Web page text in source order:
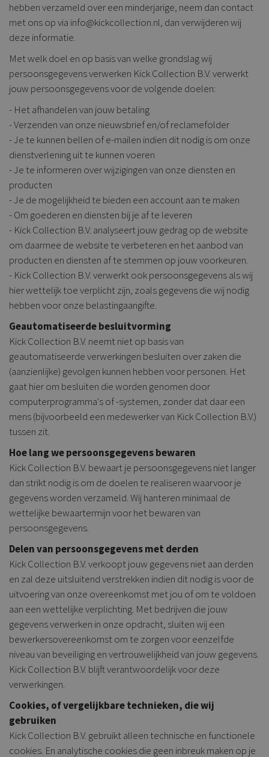
hebben verzameld over een minderjarige, neem dan contact
met ons op via info@kickcollection.nl, dan verwijderen wij
deze informatie.
Met welk doel en op basis van welke grondslag wij
persoonsgegevens verwerken Kick Collection B.V. verwerkt
jouw persoonsgegevens voor de volgende doelen:
- Het afhandelen van jouw betaling
- Verzenden van onze nieuwsbrief en/of reclamefolder
- Je te kunnen bellen of e-mailen indien dit nodig is om onze
dienstverlening uit te kunnen voeren
- Je te informeren over wijzigingen van onze diensten en
producten
- Je de mogelijkheid te bieden een account aan te maken
- Om goederen en diensten bij je af te leveren
- Kick Collection B.V. analyseert jouw gedrag op de website
om daarmee de website te verbeteren en het aanbod van
producten en diensten af te stemmen op jouw voorkeuren.
- Kick Collection B.V. verwerkt ook persoonsgegevens als wij
hier wettelijk toe verplicht zijn, zoals gegevens die wij nodig
hebben voor onze belastingaangifte.
Geautomatiseerde besluitvorming
Kick Collection B.V. neemt niet op basis van
geautomatiseerde verwerkingen besluiten over zaken die
(aanzienlijke) gevolgen kunnen hebben voor personen. Het
gaat hier om besluiten die worden genomen door
computerprogramma's of -systemen, zonder dat daar een
mens (bijvoorbeeld een medewerker van Kick Collection B.V.)
tussen zit.
Hoe lang we persoonsgegevens bewaren
Kick Collection B.V. bewaart je persoonsgegevens niet langer
dan strikt nodig is om de doelen te realiseren waarvoor je
gegevens worden verzameld. Wij hanteren minimaal de
wettelijke bewaartermijn voor het bewaren van
persoonsgegevens.
Delen van persoonsgegevens met derden
Kick Collection B.V. verkoopt jouw gegevens niet aan derden
en zal deze uitsluitend verstrekken indien dit nodig is voor de
uitvoering van onze overeenkomst met jou of om te voldoen
aan een wettelijke verplichting. Met bedrijven die jouw
gegevens verwerken in onze opdracht, sluiten wij een
bewerkersovereenkomst om te zorgen voor eenzelfde
niveau van beveiliging en vertrouwelijkheid van jouw gegevens.
Kick Collection B.V. blijft verantwoordelijk voor deze
verwerkingen.
Cookies, of vergelijkbare technieken, die wij
gebruiken
Kick Collection B.V. gebruikt alleen technische en functionele
cookies. En analytische cookies die geen inbreuk maken op je